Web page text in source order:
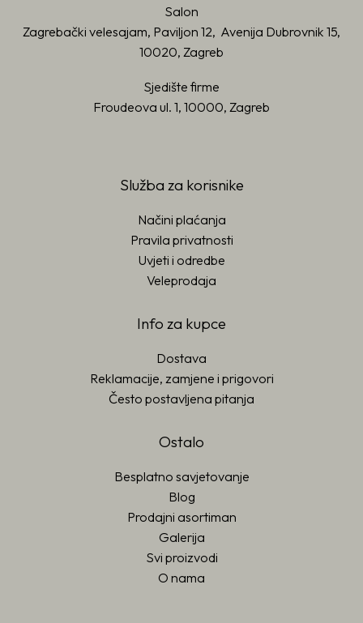
Salon
Zagrebački velesajam, Paviljon 12, Avenija Dubrovnik 15,
10020, Zagreb
Sjedište firme
Froudeova ul. 1, 10000, Zagreb
Služba za korisnike
Načini plaćanja
Pravila privatnosti
Uvjeti i odredbe
Veleprodaja
Info za kupce
Dostava
Reklamacije, zamjene i prigovori
Često postavljena pitanja
Ostalo
Besplatno savjetovanje
Blog
Prodajni asortiman
Galerija
Svi proizvodi
O nama